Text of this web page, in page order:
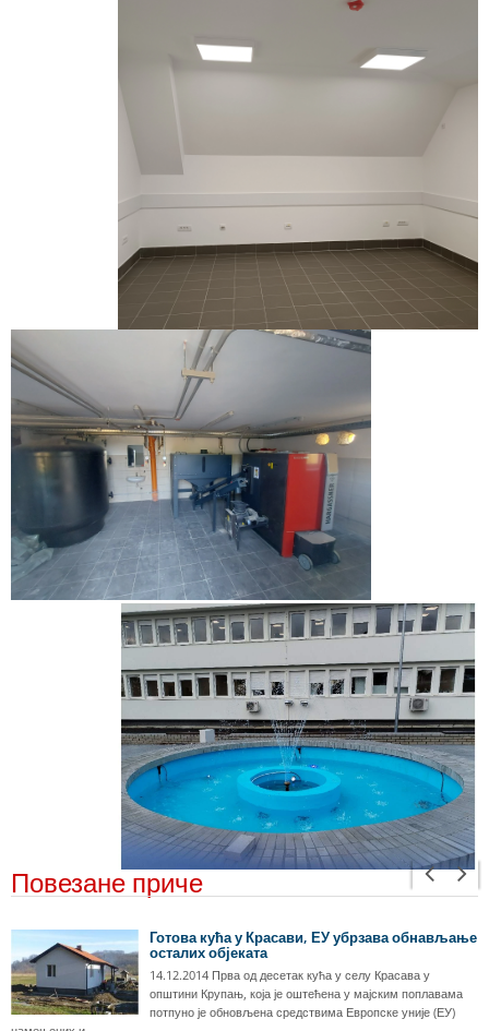
Повезане приче
Готова кућа у Красави, ЕУ убрзава обнављање
осталих објеката
14.12.2014 Прва од десетак кућа у селу Красава у
општини Крупањ, која је оштећена у мајским поплавама
потпуно је обновљена средствима Европске уније (ЕУ)